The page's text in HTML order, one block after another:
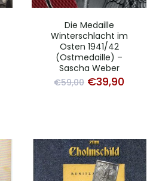
Die Medaille
Winterschlacht im
Osten 1941/42
(Ostmedaille) –
Sascha Weber
€59,00 Original
€39,90